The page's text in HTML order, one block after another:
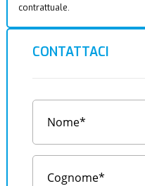
contrattuale.
CONTATTACI